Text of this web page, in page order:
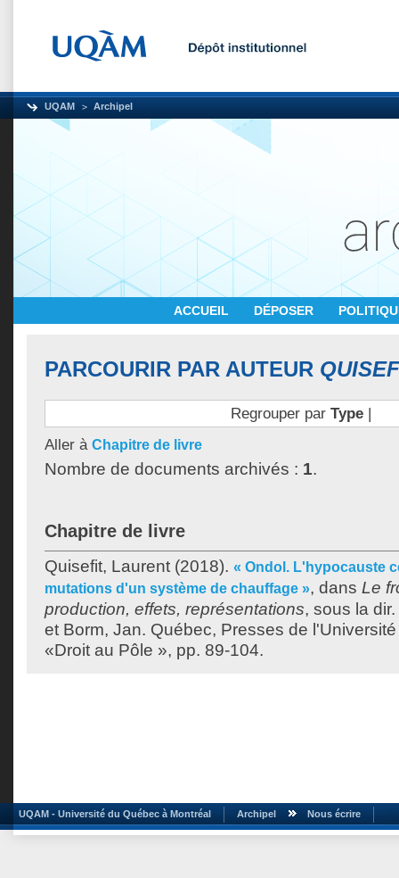
UQAM Archipel
ACCUEIL DÉPOSER
PARCOURIR PAR AUTEUR
Regrouper par Type|
Aller à Chapitre de livre
Nombre de documents archivés : 1.
Chapitre de livre
Quisefit, Laurent (2018). « Ondol. L'hypocauste
mutations d'un système de chauffage », dans Le
production, effets, représentations, sous la
et Borm, Jan. Québec, Presses de
«Droit au Pôle », pp. 89-104.
UQAM - Université du Québec à Montréal Archipel Nous écrire